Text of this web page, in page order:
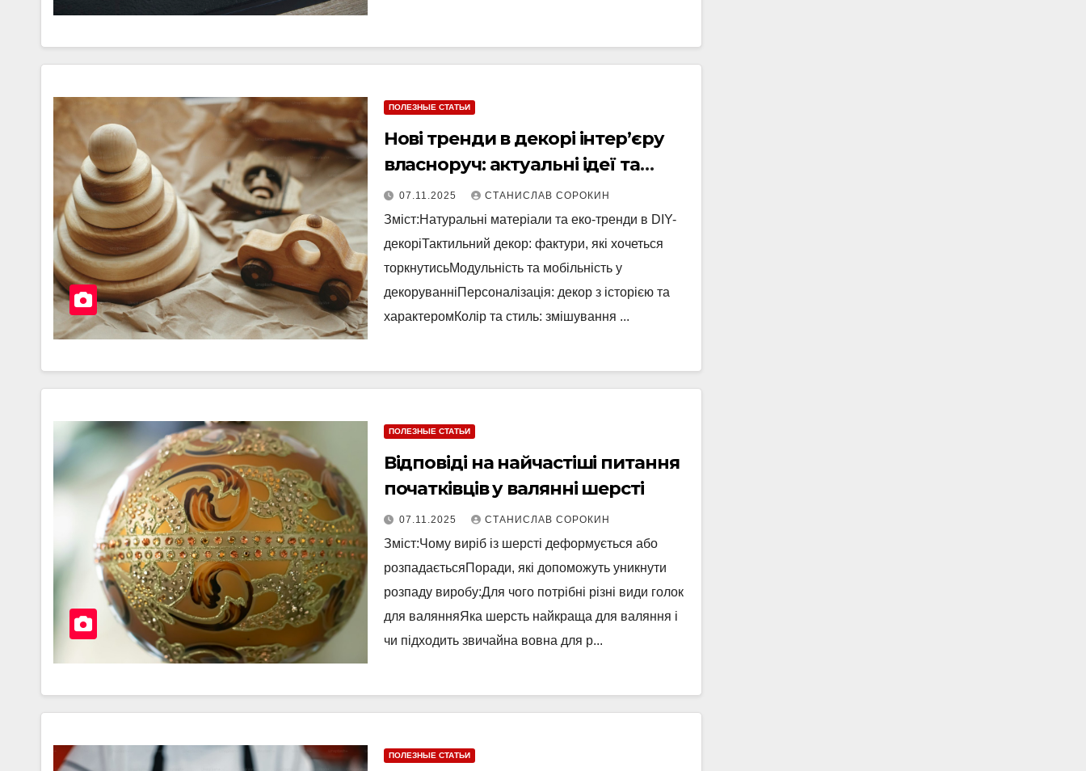
ПОЛЕЗНЫЕ СТАТЬИ
Нові тренди в декорі інтер’єру
власноруч: актуальні ідеї та
техніки 2025
07.11.2025 СТАНИСЛАВ СОРОКИН
Зміст:Натуральні матеріали та еко-тренди в DIY-
декоріТактильний декор: фактури, які хочеться
торкнутисьМодульність та мобільність у
декоруванніПерсоналізація: декор з історією та
характеромКолір та стиль: змішування ...
ПОЛЕЗНЫЕ СТАТЬИ
Відповіді на найчастіші питання
початківців у валянні шерсті
07.11.2025 СТАНИСЛАВ СОРОКИН
Зміст:Чому виріб із шерсті деформується або
розпадаєтьсяПоради, які допоможуть уникнути
розпаду виробу:Для чого потрібні різні види голок
для валянняЯка шерсть найкраща для валяння і
чи підходить звичайна вовна для р...
ПОЛЕЗНЫЕ СТАТЬИ